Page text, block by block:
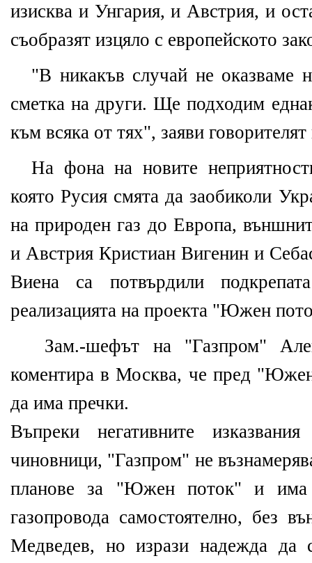
изисква и Унгария, и Австрия, и
съобразят изцяло с европейското
"В никакъв случай не оказваме
сметка на други. Ще подходим
към всяка от тях", заяви
На фона на новите
която Русия смята да заобиколи
на природен газ до Европа,
и Австрия Кристиан Вигенин и
Виена са потвърдили
реализацията на проекта "Южен
Зам.-шефът на "Газпром"
коментира в Москва, че пред
да има пречки.
Въпреки негативните
чиновници, "Газпром" не
планове за "Южен поток" и има
газопровода самостоятелно, без
Медведев, но изрази надежда да